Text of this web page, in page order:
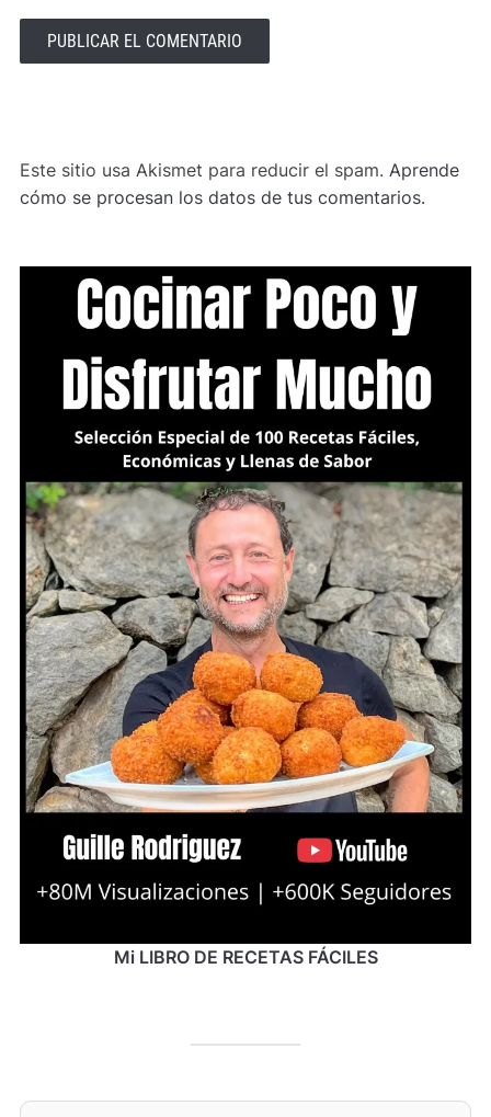
Este sitio usa Akismet para reducir el spam. Aprende
cómo se procesan los datos de tus comentarios.
Mi LIBRO DE RECETAS FÁCILES